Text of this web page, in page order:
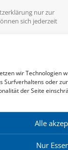
wir Technologien
Surfverhaltens oder
der Seite
Alle
Nur
nur zur
sich jederzeit